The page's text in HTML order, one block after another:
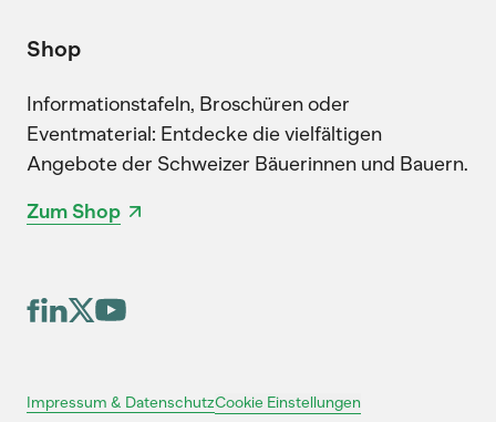
Shop
Informationstafeln, Broschüren oder
Eventmaterial: Entdecke die vielfältigen
Angebote der Schweizer Bäuerinnen und Bauern.
Zum Shop
Impressum & DatenschutzCookie Einstellungen